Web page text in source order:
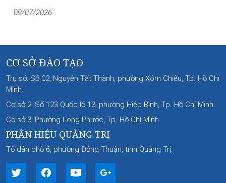
09/07/2026
CƠ SỞ ĐÀO TẠO
Trụ sở: Số 02, Nguyễn Tất Thành, phường Xóm Chiếu, Tp. Hồ Chí
Minh.
Cơ sở 2: Số 123 Quốc lộ 13, phường Hiệp Bình, Tp. Hồ Chí Minh.
Cơ sở 3: Phường Long Phước, Tp. Hồ Chí Minh
PHÂN HIỆU QUẢNG TRỊ
Tổ dân phố 6, phường Đồng Thuận, tỉnh Quảng Trị.